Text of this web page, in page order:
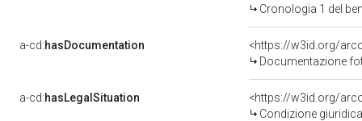
Cronologia 1 del
a-cd:hasDocumentation
Documentazione
a-cd:hasLegalSituation
<https://w3id.org/
Condizione